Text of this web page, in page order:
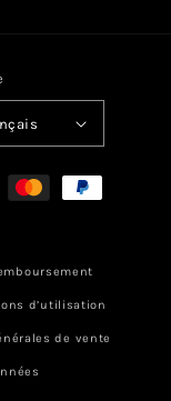
d’utilisation
de vente